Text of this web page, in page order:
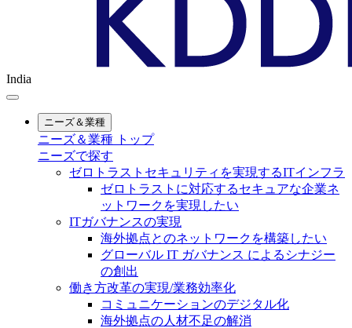
India
ニーズ＆業種
ニーズ＆業種 トップ
ニーズで探す
ゼロトラストセキュリティを実現するITインフラ
ゼロトラストに対応するセキュアな企業ネ
ットワークを実現したい
ITガバナンスの実現
海外拠点とのネットワークを構築したい
グローバル IT ガバナンス によるシナジー
の創出
働き方改革の実現/業務効率化
コミュニケーションのデジタル化
海外拠点の人材不足の解消